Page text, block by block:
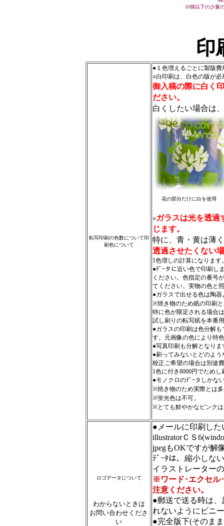
10個以下の少量
印
転写印刷の色数について印
刷色について
●１色増えるごとに製版
○白印刷は、白色の版が必
御入稿の際に白く
ださい。
白くしたい場合は
花の部分だけに白を使用
○ガラスは光を透過
じます。
特に、青・黄は薄
透過させたくない
1色増しの計算になります
●ﾃﾞｰタに近い色で印刷し
ください。色指定の番号
てください。実物の色と
●ガラスで出せる色は陶
※焼き物のため紙の印刷
特に色が限定される場合
試し刷りの転写紙を本番
●ガラスの印刷は色分解
す。元画像の色により特
●写真印刷も分解となりま
●刷ってみないとどのよ
校正ご希望の場合は別途
1色に付き8000円でため
●モノクロのﾃﾞｰタしかな
※焼き物のため実際とは
※蛍光色は不可。
※とても鮮やかなピンク
ロゴデータについて
わからないときは
お問い合わせくださ
い
●メールに印刷し
illustratorＣＳ
jpegもOKですが解
ﾃﾞｰﾀは、縮小しな
イラストレーター
※ワード･エクセル
注意ください。
●郵送で送る時は
れないようにビニ
●完全版下(そのま